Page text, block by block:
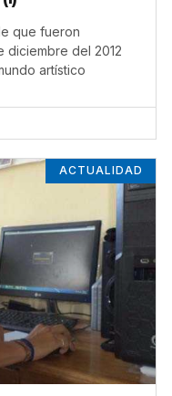
que fueron
diciembre del 2012
artístico
ACTUALIDAD